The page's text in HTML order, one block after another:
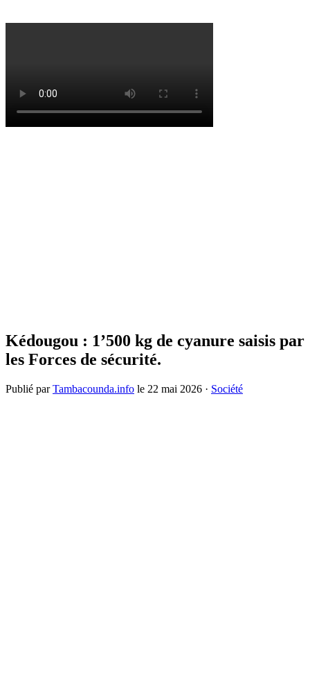
Kédougou : 1’500 kg de cyanure saisis par
les Forces de sécurité.
Publié parTambacounda.info le 22 mai 2026 · Société